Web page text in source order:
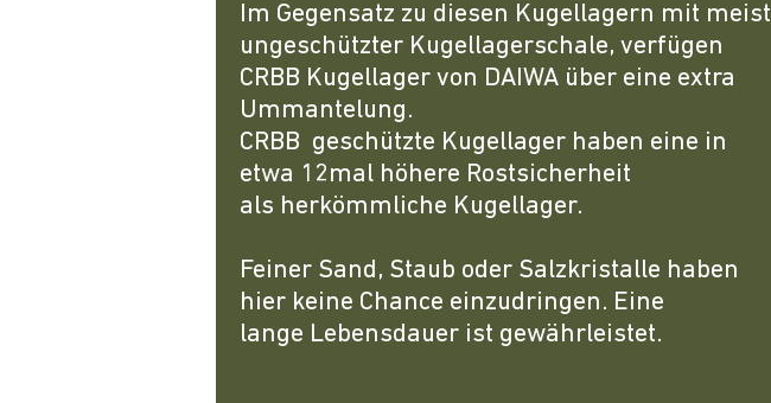
Im Gegensatz zu diesen Kugellagern mit meist
ungeschützter Kugellagerschale, verfügen
CRBB Kugellager von DAIWA über eine extra
Ummantelung.
CRBB geschützte Kugellager haben eine in
etwa 12mal höhere Rostsicherheit
als herkömmliche Kugellager.
Feiner Sand, Staub oder Salzkristalle haben
hier keine Chance einzudringen. Eine
lange Lebensdauer ist gewährleistet.